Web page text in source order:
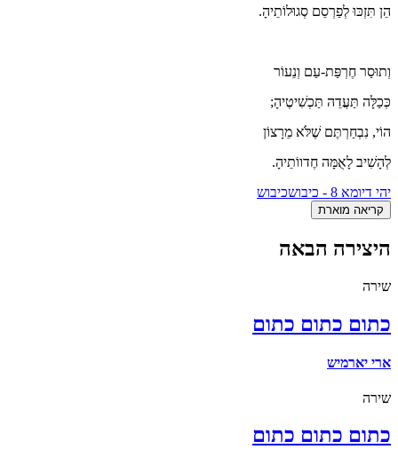
הֵן תִּזְכּוּ לְפַרְסֵם סְגוּלוֹתֵיהָ.
וְתוּסַר חֶרְפַּת-עַם וְנֵעוֹר
כְּכַלָּה תַּעֲדֵה תַּכְשִׁיטֶיהָ;
הוֹי, נִבְחַרְתֶּם שֶׁלֹּא מֵרָצוֹן
לְהָשִׁיב לָאֻמָּה חֶדווֹתֵיהָ.
יהי דיומא 8 - כיבוש
כיבוש
קריאה מוארת
היצירה הבאה
שירה
כתום כתום כתום
ארי יארמיש
שירה
כתום כתום כתום